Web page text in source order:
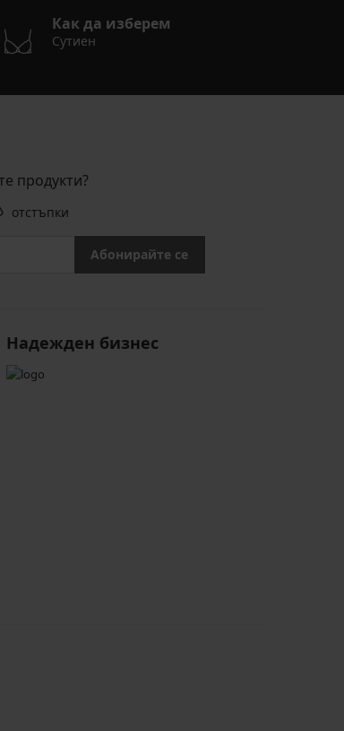
Как да изберем
Сутиен
продукти?
отстъпки
Абонирайте се
Надежден бизнес